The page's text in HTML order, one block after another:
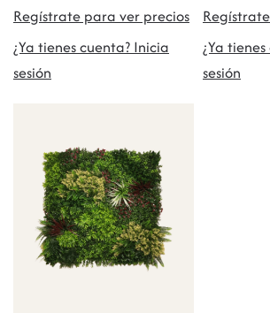
Regístrate para ver precios
¿Ya tienes cuenta? Inicia
sesión
¿Ya
sesión